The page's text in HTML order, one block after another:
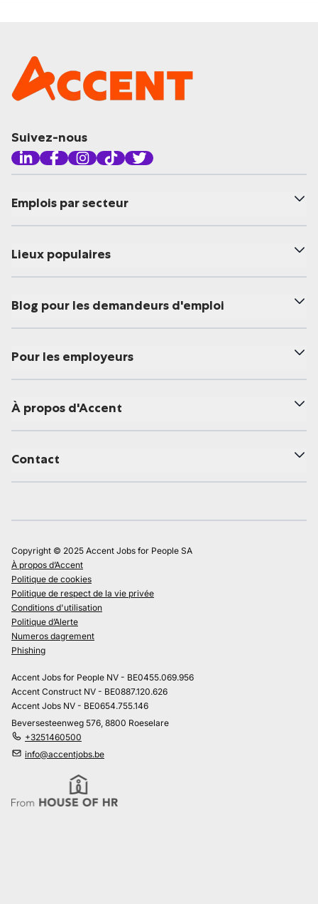
Suivez-nous
Emplois par secteur
Lieux populaires
Blog pour les demandeurs d'emploi
Pour les employeurs
À propos d'Accent
Contact
Copyright © 2025 Accent Jobs for People SA
À propos d’Accent
Politique de cookies
Politique de respect de la vie privée
Conditions d'utilisation
Politique d’Alerte
Numeros dagrement
Phishing
Accent Jobs for People NV - BE0455.069.956
Accent Construct NV - BE0887.120.626
Accent Jobs NV - BE0654.755.146
Beversesteenweg 576, 8800 Roeselare
+3251460500
info@accentjobs.be